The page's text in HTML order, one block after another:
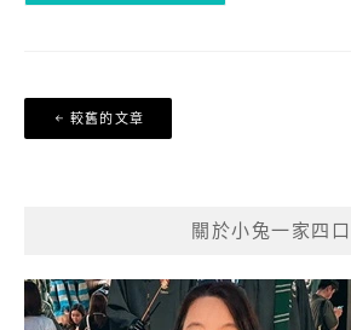
文
章
較舊的文章
關於小兔一家四口